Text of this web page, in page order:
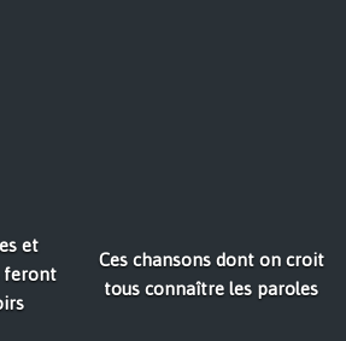
et
feront
Ces chansons dont on croit
tous connaître les paroles